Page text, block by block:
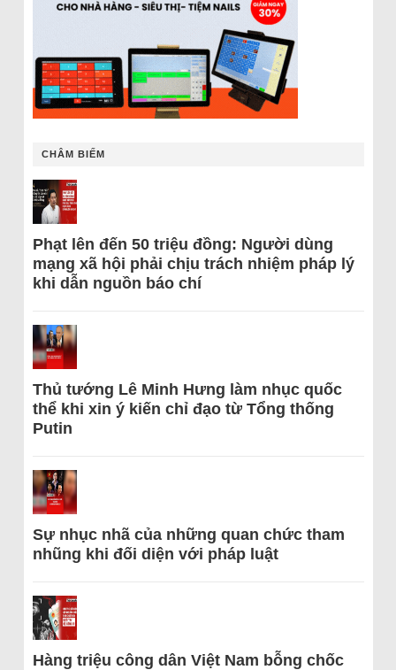
CHÂM BIẾM
Phạt lên đến 50 triệu đồng: Người dùng
mạng xã hội phải chịu trách nhiệm pháp lý
khi dẫn nguồn báo chí
Thủ tướng Lê Minh Hưng làm nhục quốc
thể khi xin ý kiến chỉ đạo từ Tổng thống
Putin
Sự nhục nhã của những quan chức tham
nhũng khi đối diện với pháp luật
Hàng triệu công dân Việt Nam bỗng chốc